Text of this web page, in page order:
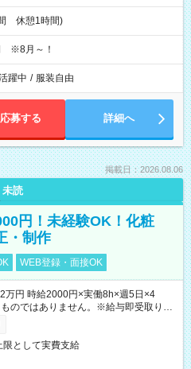
休憩1時間)
※8月～！
躍中 / 服装自由
応募する 詳細へ
掲載日：2026.08.06
未読
円！未経験OK！化粧
・制作
WEB登録・面接OK
円 時給2000円×実働8h×週5日×4
のではありません。※給与即受取りサ
）
限として実費支給